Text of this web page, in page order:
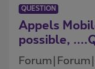
QUESTION
Appels
possible,